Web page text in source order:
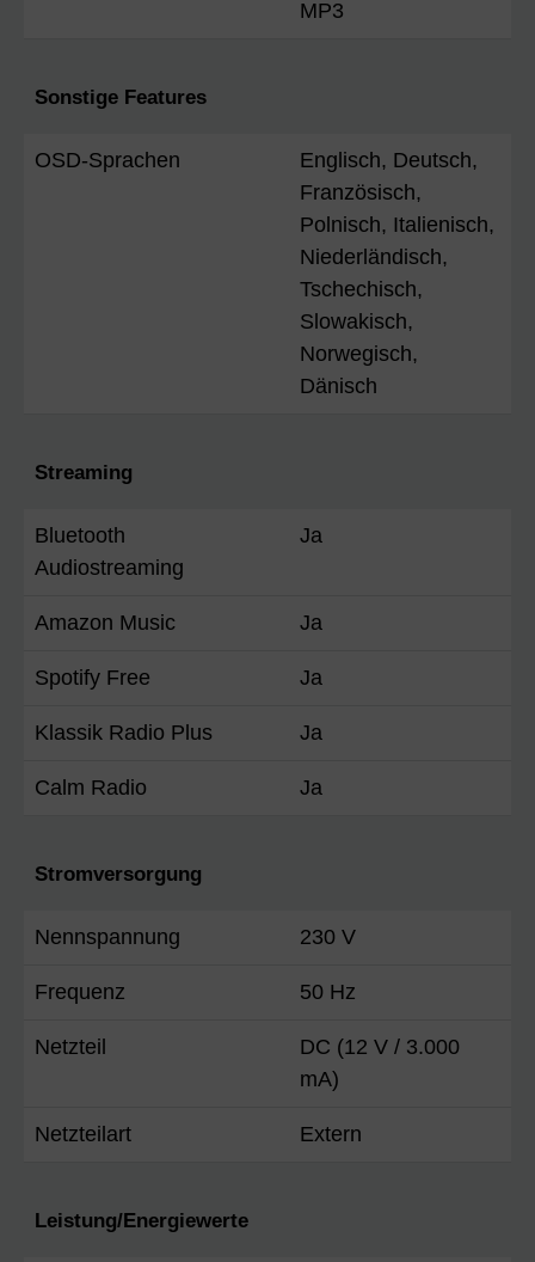
MP3
Sonstige Features
OSD-Sprachen
Englisch, Deutsch,
Französisch,
Polnisch, Italienisch,
Niederländisch,
Tschechisch,
Slowakisch,
Norwegisch,
Dänisch
Streaming
Bluetooth
Audiostreaming
Ja
Amazon Music Ja
Spotify Free Ja
Klassik Radio Plus Ja
Calm Radio Ja
Stromversorgung
Nennspannung 230 V
Frequenz 50 Hz
Netzteil
DC (12 V / 3.000
mA)
Netzteilart Extern
Leistung/Energiewerte